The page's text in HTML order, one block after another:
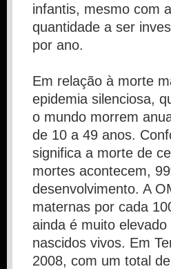
infantis, mesmo com
quantidade a ser
por ano.
Em relação à morte
epidemia silenciosa,
o mundo morrem
de 10 a 49 anos.
significa a morte de
mortes acontecem,
desenvolvimento. A
maternas por cada
ainda é muito
nascidos vivos. Em
2008, com um total